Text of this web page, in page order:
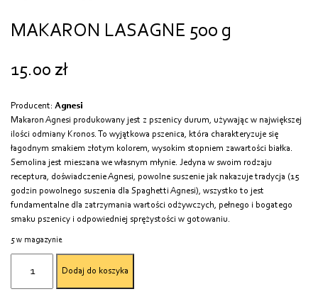
MAKARON LASAGNE 500 g
15.00 zł
Producent: Agnesi
Makaron Agnesi produkowany jest z pszenicy durum, używając w największej
ilości odmiany Kronos. To wyjątkowa pszenica, która charakteryzuje się
łagodnym smakiem złotym kolorem, wysokim stopniem zawartości białka.
Semolina jest mieszana we własnym młynie. Jedyna w swoim rodzaju
receptura, doświadczenie Agnesi, powolne suszenie jak nakazuje tradycja (15
godzin powolnego suszenia dla Spaghetti Agnesi), wszystko to jest
fundamentalne dla zatrzymania wartości odżywczych, pełnego i bogatego
smaku pszenicy i odpowiedniej sprężystości w gotowaniu.
5 w magazynie
MAKARON
LASAGNE
Dodaj do koszyka